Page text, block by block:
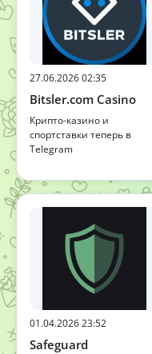
27.06.2026 02:35
Bitsler.com Casino
Крипто-казино и
спортставки теперь в
Telegram
01.04.2026 23:52
Safeguard